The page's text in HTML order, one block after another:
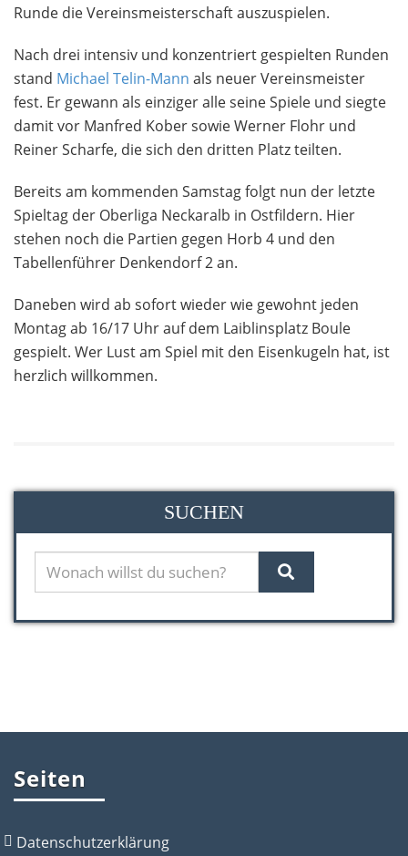
Runde die Vereinsmeisterschaft auszuspielen.
Nach drei intensiv und konzentriert gespielten Runden
stand Michael Telin-Mann als neuer Vereinsmeister
fest. Er gewann als einziger alle seine Spiele und siegte
damit vor Manfred Kober sowie Werner Flohr und
Reiner Scharfe, die sich den dritten Platz teilten.
Bereits am kommenden Samstag folgt nun der letzte
Spieltag der Oberliga Neckaralb in Ostfildern. Hier
stehen noch die Partien gegen Horb 4 und den
Tabellenführer Denkendorf 2 an.
Daneben wird ab sofort wieder wie gewohnt jeden
Montag ab 16/17 Uhr auf dem Laiblinsplatz Boule
gespielt. Wer Lust am Spiel mit den Eisenkugeln hat, ist
herzlich willkommen.
SUCHEN
Seiten
Datenschutzerklärung